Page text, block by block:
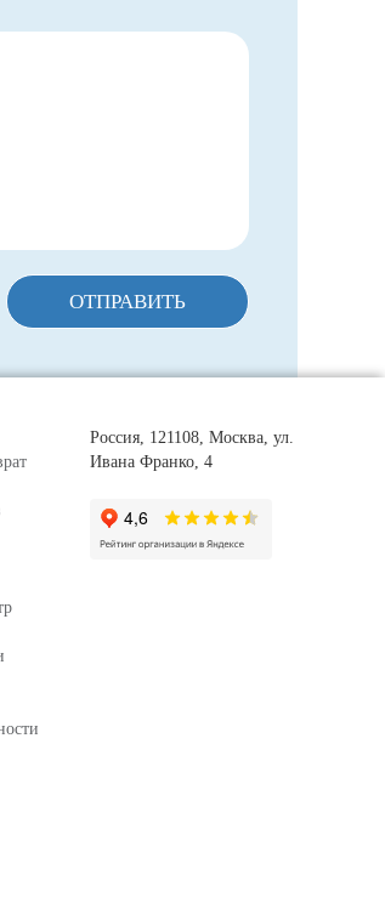
ОТПРАВИТЬ
Россия, 121108, Москва, ул.
Ивана Франко, 4